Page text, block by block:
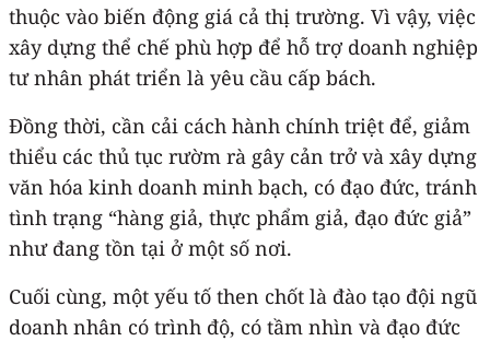
thuộc vào biến động giá cả thị trường. Vì vậy, việc
xây dựng thể chế phù hợp để hỗ trợ doanh nghiệp
tư nhân phát triển là yêu cầu cấp bách.
Đồng thời, cần cải cách hành chính triệt để, giảm
thiểu các thủ tục rườm rà gây cản trở và xây dựng
văn hóa kinh doanh minh bạch, có đạo đức, tránh
tình trạng “hàng giả, thực phẩm giả, đạo đức giả”
như đang tồn tại ở một số nơi.
Cuối cùng, một yếu tố then chốt là đào tạo đội ngũ
doanh nhân có trình độ, có tầm nhìn và đạo đức